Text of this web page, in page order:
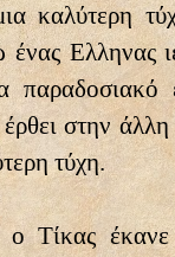
καλύτερη
ένας Ελληνας
έρθει στην
τύχη.
Τίκας έκανε